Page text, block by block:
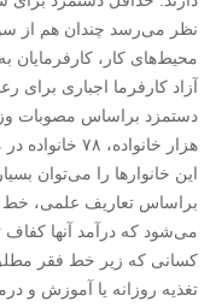
نظر می‌رسد چندان هم از
محیط‌های کار، کارفرمایان
آزاد کارفرما اجباری برای
دستمزد براساس مصوبات
هزار
این خانوارها را می‌توان
براساس تعاریف علمی، خط
می‌شود که درآمد آنها کفاف
کسانی که زیر خط فقر مطلق
تغذیه روزانه یا آموزش و